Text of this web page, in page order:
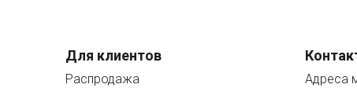
Для клиентов
Распродажа
Адреса